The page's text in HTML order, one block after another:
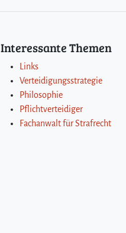
Interessante Themen
Links
Verteidigungsstrategie
Philosophie
Pflichtverteidiger
Fachanwalt für Strafrecht